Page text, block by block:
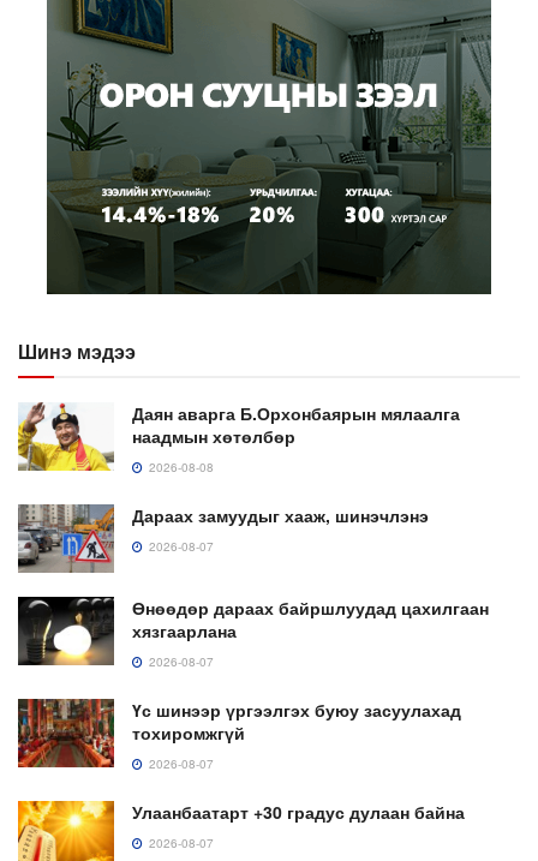
Шинэ мэдээ
Даян аварга Б.Орхонбаярын мялаалга
наадмын хөтөлбөр
2026-08-08
Дараах замуудыг хааж, шинэчлэнэ
2026-08-07
Өнөөдөр дараах байршлуудад цахилгаан
хязгаарлана
2026-08-07
Үс шинээр үргээлгэх буюу засуулахад
тохиромжгүй
2026-08-07
Улаанбаатарт +30 градус дулаан байна
2026-08-07